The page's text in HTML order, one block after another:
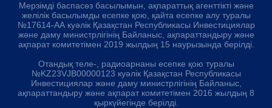
Мерзімді баспасөз басылымын, ақпараттық агенттікті және
желілік басылымды есепке қою, қайта есепке алу туралы
№17614-АА куәлік Қазақстан Республикасы Инвестициялар
және даму министрлігінің Байланыс, ақпараттандыру және
ақпарат комитетімен 2019 жылдың 15 наурызында берілді.
Отандық теле-, радиоарнаны есепке қою туралы
№KZ23VJB00000123 куәлік Қазақстан Республикасы
Инвестициялар және даму министрлігінің Байланыс,
ақпараттандыру және ақпарат комитетімен 2016 жылдың 8
қыркүйегінде берілді.